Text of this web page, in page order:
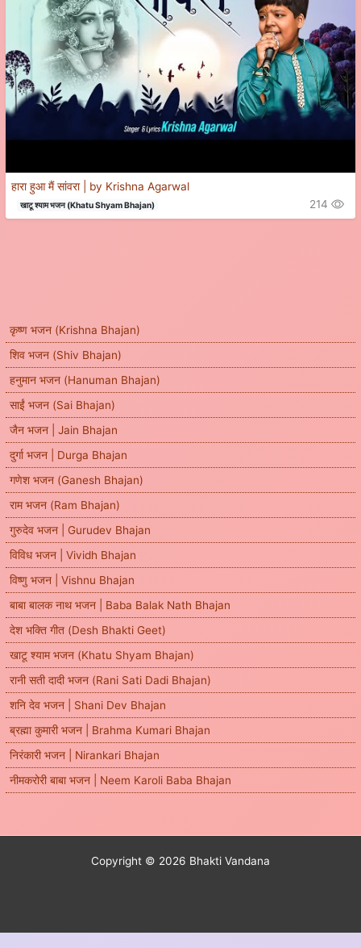
कृष्ण भजन (Krishna Bhajan)
शिव भजन (Shiv Bhajan)
हनुमान भजन (Hanuman Bhajan)
साईं भजन (Sai Bhajan)
जैन भजन | Jain Bhajan
दुर्गा भजन | Durga Bhajan
गणेश भजन (Ganesh Bhajan)
राम भजन (Ram Bhajan)
गुरुदेव भजन | Gurudev Bhajan
विविध भजन | Vividh Bhajan
विष्णु भजन | Vishnu Bhajan
बाबा बालक नाथ भजन | Baba Balak Nath Bhajan
देश भक्ति गीत (Desh Bhakti Geet)
खाटू श्याम भजन (Khatu Shyam Bhajan)
रानी सती दादी भजन (Rani Sati Dadi Bhajan)
शनि देव भजन | Shani Dev Bhajan
ब्रह्मा कुमारी भजन | Brahma Kumari Bhajan
निरंकारी भजन | Nirankari Bhajan
नीमकरोरी बाबा भजन | Neem Karoli Baba Bhajan
हारा हुआ मैं सांवरा | by Krishna Agarwal
खाटू श्याम भजन (Khatu Shyam Bhajan) 214
Copyright © 2026 Bhakti Vandana